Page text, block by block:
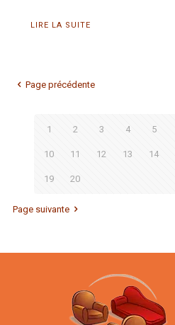
LIRE LA SUITE
Page précédente
1 2 3 4 5
10 11 12 13 14
19 20
Page suivante